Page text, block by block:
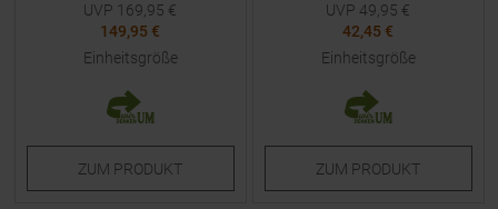
UVP 169,95 €
149,95 €
Einheitsgröße
ZUM PRODUKT
UVP 49,95 €
42,45 €
Einheitsgröße
ZUM PRODUKT